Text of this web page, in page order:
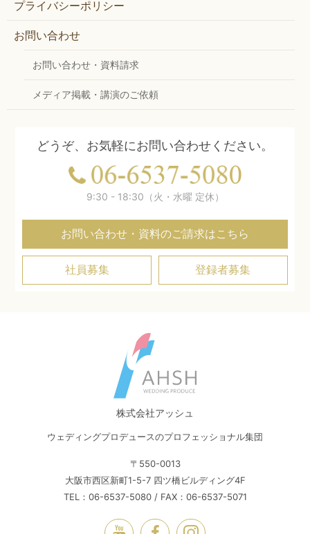
プライバシーポリシー
お問い合わせ
お問い合わせ・資料請求
メディア掲載・講演のご依頼
どうぞ、お気軽にお問い合わせください。
9:30 - 18:30（火・水曜 定休）
お問い合わせ・資料のご請求はこちら
社員募集 登録者募集
株式会社アッシュ
ウェディングプロデュースのプロフェッショナル集団
〒550-0013
大阪市西区新町1-5-7 四ツ橋ビルディング4F
TEL：06-6537-5080 / FAX：06-6537-5071